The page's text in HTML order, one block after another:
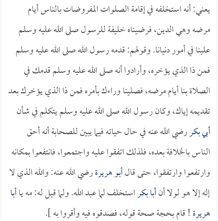
يعني: أنه استخلفه في إقامة الصلوات المفروضات بالناس أيام
مرضه وهي الدين، فرضيناه خليفة للرسول صلى الله عليه وسلم
علينا في أمور دنيانا. وقولهم: قدمه رسول الله صلى الله عليه وسلم
فمن ذا الذي يؤخره، وأرادوا أنه صلى الله عليه وسلم قدمك في
الصلاة بنا أيام مرضه، فصلينا وراءك بأمره فمن ذا الذي يؤخرك بعد
تقديمه إياك، وكان رسول الله صلى الله عليه وسلم يتكلم في شأن
أبي بكررضي الله عنه في حال حياته فيما يبين للصحابة أنه أحق
الناس بالخلافة بعده، فلذلك اتفقوا عليه واجتمعوا، فانتفعوا بمكانه
وارتفعوا وارتفقوا، حتى قالأبو هريرةرضي الله عنه: والله الذي لا
إله إلا هو لولا أنأبا بكراستخلف لما عبد الله. ولما قيل له: مه ياأبا
هريرة! قام بحجة صحة قوله، فصدقوه فيه وأقروا به ].